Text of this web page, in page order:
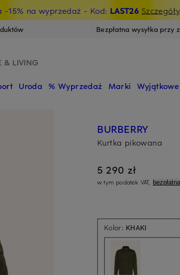
-15% na wyprzedaż - Kod: LAST26 Szczegóły
Bezpłatna wysyłka przy
& LIVING
Uroda % Wyprzedaż Marki
BURBERRY
Kurtka pikowana
5 290 zł
w tym podatek VAT,
Kolor: KHAKI